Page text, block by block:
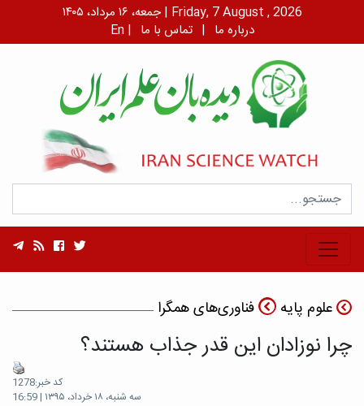
جمعه، ۱۶ مرداد، ۱۴۰۵ | Friday, 7 August , 2026
En | درباره ما | تماس با ما
علوم پایه فناوری‌های همگرا
چرا نوزادان این قدر جذاب هستند؟
کد خبر:1278
سه شنبه، ۱۸ خرداد، ۱۳۹۵ | 16:59